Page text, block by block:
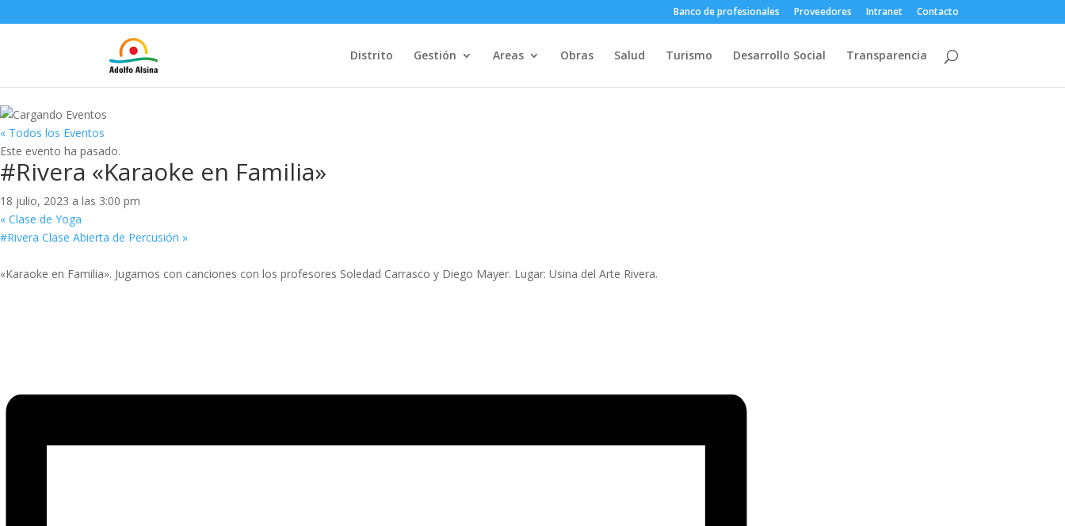
Banco de profesionales Proveedores Intranet Contacto
Distrito Gestión Areas Obras Salud Turismo Desarrollo Social Transparencia
« Todos los Eventos
Este evento ha pasado.
#Rivera «Karaoke en Familia»
18 julio, 2023 a las 3:00 pm
« Clase de Yoga
#Rivera Clase Abierta de Percusión »
«Karaoke en Familia». Jugamos con canciones con los profesores Soledad Carrasco y Diego Mayer. Lugar: Usina del Arte Rivera.